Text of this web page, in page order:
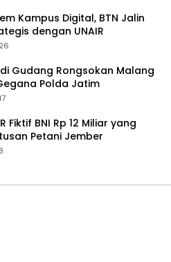
Kampus Digital, BTN Jalin
dengan UNAIR
Gudang Rongsokan Malang
Polda Jatim
Fiktif BNI Rp 12 Miliar yang
Petani Jember